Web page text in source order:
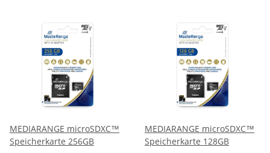
MEDIARANGE microSDXC™
Speicherkarte 256GB
MEDIARANGE microSDXC™
Speicherkarte 128GB